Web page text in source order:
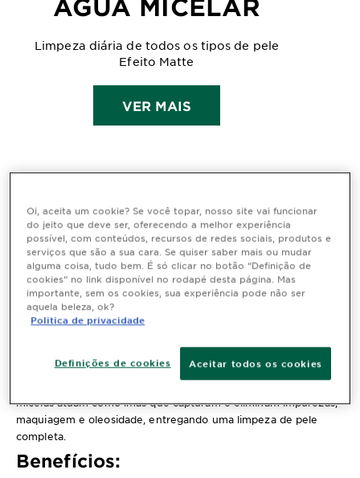
ÁGUA MICELAR
Limpeza diária de todos os tipos de pele
Efeito Matte
VER MAIS
Home
Água Micelar Garnier: Limpeza
suave para todos os tipos de
pele
traz a tecnologia micelar em um
demaquilante para todos os tipos de pele: oleosa, normal, mista,
micelas atuam como ímãs que capturam e eliminam impurezas,
maquiagem e oleosidade, entregando uma limpeza de pele
completa.
Benefícios:
Oi, aceita um cookie? Se você topar, nosso site vai funcionar
do jeito que deve ser, oferecendo a melhor experiência
possível, com conteúdos, recursos de redes sociais, produtos e
serviços que são a sua cara. Se quiser saber mais ou mudar
alguma coisa, tudo bem. É só clicar no botão “Definição de
cookies” no link disponível no rodapé desta página. Mas
importante, sem os cookies, sua experiência pode não ser
aquela beleza, ok?
Politica de privacidade
Definições de cookies Aceitar todos os cookies